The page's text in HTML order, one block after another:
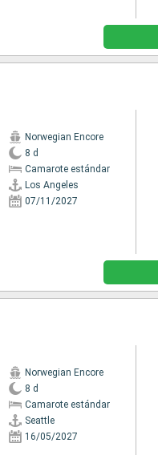
Norwegian Encore
8 d
Camarote estándar
Los Angeles
07/11/2027
Norwegian Encore
8 d
Camarote estándar
Seattle
16/05/2027